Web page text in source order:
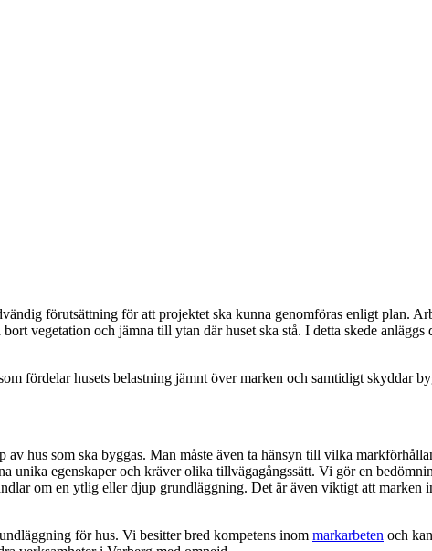
förutsättning för att projektet ska kunna genomföras enligt plan.
vegetation och jämna till ytan där huset ska stå. I detta skede
fördelar husets belastning jämnt över marken och samtidigt skyddar
hus som ska byggas. Man måste även ta hänsyn till vilka
unika egenskaper och kräver olika tillvägagångssätt. Vi gör en
om en ytlig eller djup grundläggning. Det är även viktigt att
för hus. Vi besitter bred kompetens inom markarbeten och